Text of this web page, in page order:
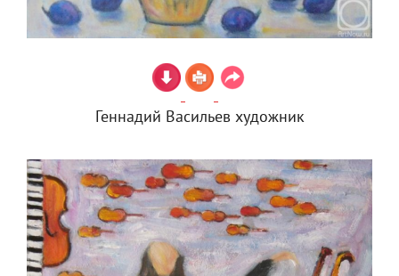
Геннадий Васильев художник